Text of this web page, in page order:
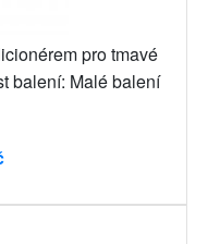
pro tmavé
balení: Malé balení